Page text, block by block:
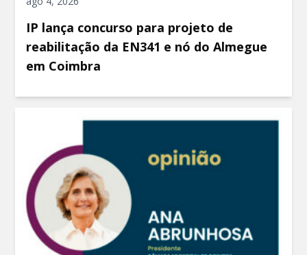
IP lança concurso para projeto de
reabilitação da EN341 e nó do Almegue
em Coimbra